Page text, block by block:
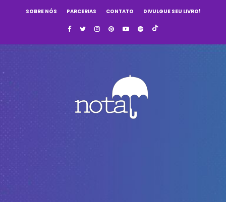
SOBRE NÓS PARCERIAS CONTATO DIVULGUE SEU LIVRO!